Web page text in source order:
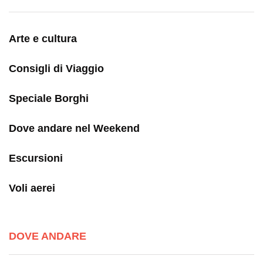
Arte e cultura
Consigli di Viaggio
Speciale Borghi
Dove andare nel Weekend
Escursioni
Voli aerei
DOVE ANDARE